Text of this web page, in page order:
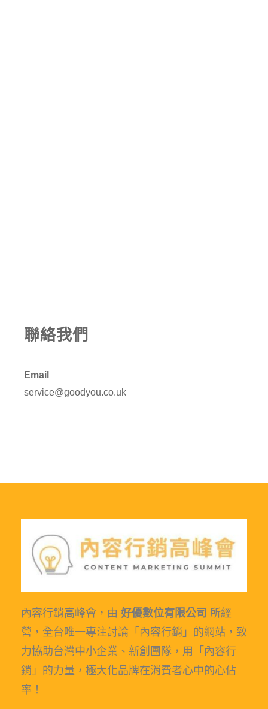
聯絡我們
Email
service@goodyou.co.uk
內容行銷高峰會，由 好優數位有限公司 所經
營，全台唯一專注討論「內容行銷」的網站，致
力協助台灣中小企業、新創團隊，用「內容行
銷」的力量，極大化品牌在消費者心中的心佔
率！